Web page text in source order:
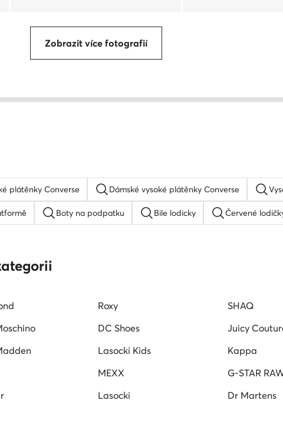
Zobrazit více fotografií
plátěnky Converse Dámské vysoké plátěnky Converse
Boty na podpatku Bile lodicky Červené
Zelené tenisky dámské
Roxy SHAQ
DC Shoes Juicy
Lasocki Kids Kappa
MEXX G-STAR
Lasocki Dr Martens